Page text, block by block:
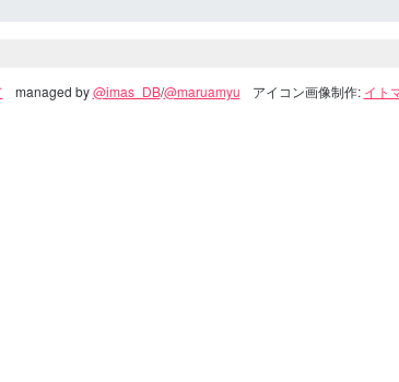
managed by@imas_DB/@maruamyu アイコン画像制作: イト